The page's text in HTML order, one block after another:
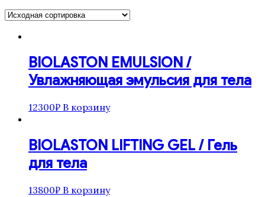
Сыворотки и Масла
СРЕДСТВА ПО УХОДУ ЗА ТЕЛОМ
Тональные сыворотки
Целенаправленные сыворотки
CHOLLEY
Для беременных
Для тела
Кремы
Наборы
BIOLASTON EMULSION /
Увлажняющая эмульсия для тела
12300₽ В корзину
BIOLASTON LIFTING GEL / Гель
для тела
13800₽ В корзину